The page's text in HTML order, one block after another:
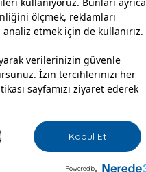
ölçmek, reklamları
etmek için de kullanırız.
verilerinizin güvenle
İzin tercihlerinizi her
sayfamızı ziyaret ederek
Kabul Et
Powered by
Detaylı Bilgi